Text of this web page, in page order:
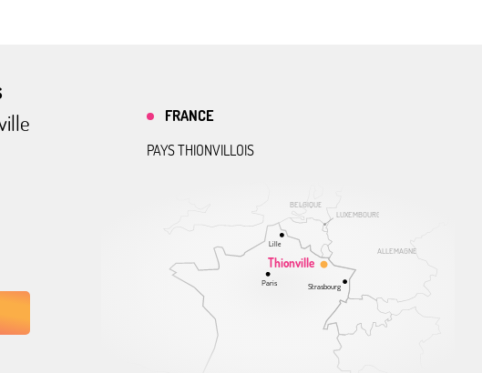
ALLEMAGNE
BELGIQUE
LUXEMBOURG
Thionville
Lille
Paris Strasbourg
FRANCE
PAYS THIONVILLOIS